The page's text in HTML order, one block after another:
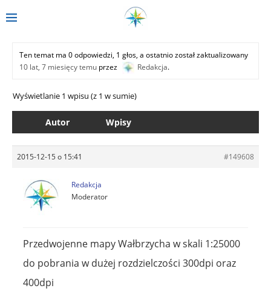
Ten temat ma 0 odpowiedzi, 1 głos, a ostatnio został zaktualizowany
10 lat, 7 miesięcy temu przez Redakcja.
Wyświetlanie 1 wpisu (z 1 w sumie)
Autor Wpisy
2015-12-15 o 15:41 #149608
Redakcja
Moderator
Przedwojenne mapy Wałbrzycha w skali 1:25000
do pobrania w dużej rozdzielczości 300dpi oraz
400dpi